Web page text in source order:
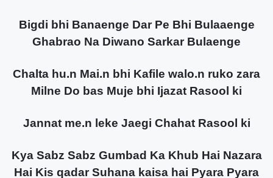
Bigdi bhi Banaenge Dar Pe Bhi Bulaaenge
Ghabrao Na Diwano Sarkar Bulaenge
Chalta hu.n Mai.n bhi Kafile walo.n ruko zara
Milne Do bas Muje bhi Ijazat Rasool ki
Jannat me.n leke Jaegi Chahat Rasool ki
Kya Sabz Sabz Gumbad Ka Khub Hai Nazara
Hai Kis qadar Suhana kaisa hai Pyara Pyara